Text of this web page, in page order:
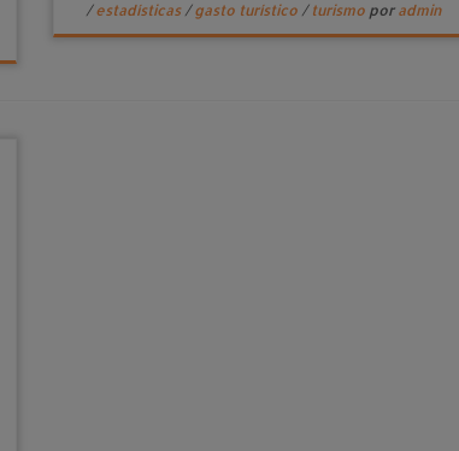
/estadísticas /gasto turístico / turismo por admin